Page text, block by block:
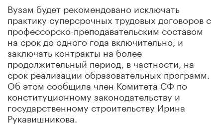
Вузам будет рекомендовано исключать
практику суперсрочных трудовых договоров с
профессорско-преподавательским составом
на срок до одного года включительно, и
заключать контракты на более
продолжительный период, в частности, на
срок реализации образовательных программ.
Об этом сообщила член Комитета СФ по
конституционному законодательству и
государственному строительству Ирина
Рукавишникова.